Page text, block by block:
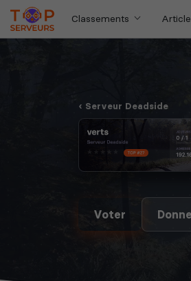
Classements
Serveur Deadside
Voter